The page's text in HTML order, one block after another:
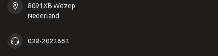
8091XB Wezep
Nederland
038-2022662